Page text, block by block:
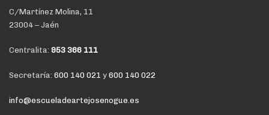
C/Martínez Molina, 11
23004 – Jaén
Centralita: 953 366 111
Secretaría: 600 140 021 y 600 140 022
info@escueladeartejosenogue.es